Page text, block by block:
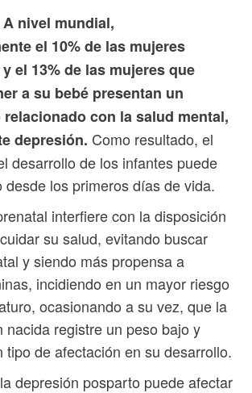
nivel mundial,
el 10% de las mujeres
el 13% de las mujeres que
a su bebé presentan un
con la salud mental,
depresión. Como resultado, el
desarrollo de los infantes puede
desde los primeros días de vida.
interfiere con la disposición
su salud, evitando buscar
y siendo más propensa a
incidiendo en un mayor riesgo
ocasionando a su vez, que la
nacida registre un peso bajo y
tipo de afectación en su desarrollo.
depresión posparto puede afectar